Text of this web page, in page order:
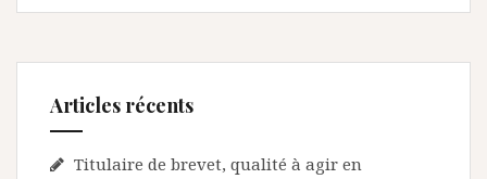
Articles récents
Titulaire de brevet, qualité à agir en